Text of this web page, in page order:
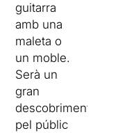
guitarra
amb una
maleta o
un moble.
Serà un
gran
descobriment,
pel públic